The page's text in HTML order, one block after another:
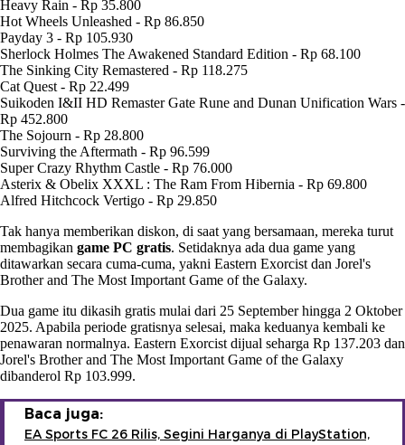
Heavy Rain - Rp 35.800
Hot Wheels Unleashed - Rp 86.850
Payday 3 - Rp 105.930
Sherlock Holmes The Awakened Standard Edition - Rp 68.100
The Sinking City Remastered - Rp 118.275
Cat Quest - Rp 22.499
Suikoden I&II HD Remaster Gate Rune and Dunan Unification Wars -
Rp 452.800
The Sojourn - Rp 28.800
Surviving the Aftermath - Rp 96.599
Super Crazy Rhythm Castle - Rp 76.000
Asterix & Obelix XXXL : The Ram From Hibernia - Rp 69.800
Alfred Hitchcock Vertigo - Rp 29.850
Tak hanya memberikan diskon, di saat yang bersamaan, mereka turut
membagikan game PC gratis. Setidaknya ada dua game yang
ditawarkan secara cuma-cuma, yakni Eastern Exorcist dan Jorel's
Brother and The Most Important Game of the Galaxy.
Dua game itu dikasih gratis mulai dari 25 September hingga 2 Oktober
2025. Apabila periode gratisnya selesai, maka keduanya kembali ke
penawaran normalnya. Eastern Exorcist dijual seharga Rp 137.203 dan
Jorel's Brother and The Most Important Game of the Galaxy
dibanderol Rp 103.999.
Baca juga:
EA Sports FC 26 Rilis, Segini Harganya di PlayStation,